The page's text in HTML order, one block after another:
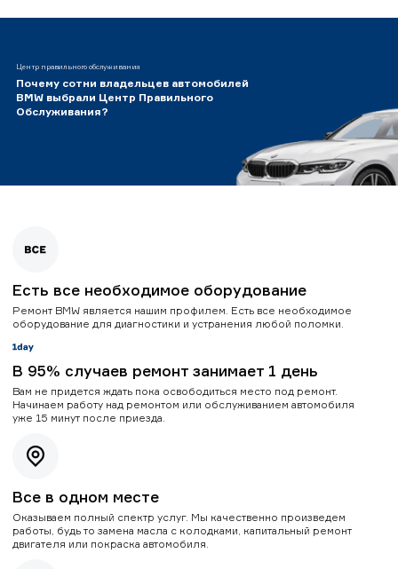
Центр правильного обслуживания
Почему сотни владельцев автомобилей
BMW выбрали Центр Правильного
Обслуживания?
Есть все необходимое оборудование
Ремонт BMW является нашим профилем. Есть все необходимое
оборудование для диагностики и устранения любой поломки.
В 95% случаев ремонт занимает 1 день
Вам не придется ждать пока освободиться место под ремонт.
Начинаем работу над ремонтом или обслуживанием автомобиля
уже 15 минут после приезда.
Все в одном месте
Оказываем полный спектр услуг. Мы качественно произведем
работы, будь то замена масла с колодками, капитальный ремонт
двигателя или покраска автомобиля.